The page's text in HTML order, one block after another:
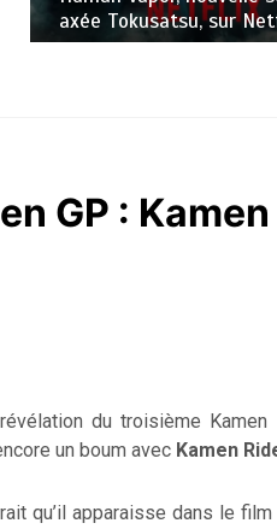
R.I.P. Kenji Ohba
GP :
du troisième
un boum avec Kamen
qu’il apparaisse dans le